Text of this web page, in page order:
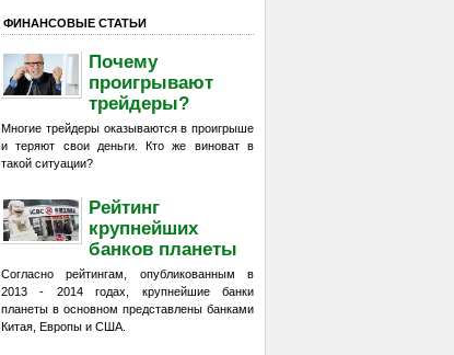
ФИНАНСОВЫЕ СТАТЬИ
Почему
проигрывают
трейдеры?
Многие трейдеры оказываются в проигрыше
и теряют свои деньги. Кто же виноват в
такой ситуации?
Рейтинг
крупнейших
банков планеты
Согласно рейтингам, опубликованным в
2013 - 2014 годах, крупнейшие банки
планеты в основном представлены банками
Китая, Европы и США.